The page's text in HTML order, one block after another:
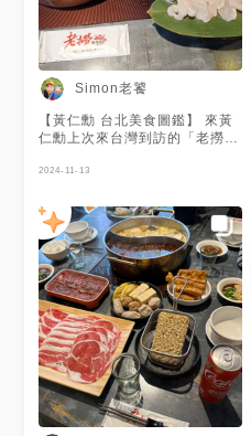
Simon老饕
【黃仁勳 台北美食圖鑑】 來黃
仁勳上次來台灣到訪的「老撈麻
火鍋海鮮搭配肉品$880，實在
區 #老撈麻辣鍋 #黃仁勳 #台北
美食圖鑑
2024-11-13